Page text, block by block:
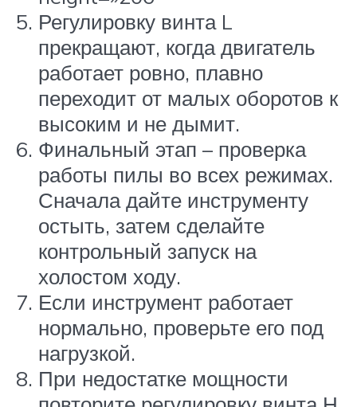
Регулировку винта L
прекращают, когда двигатель
работает ровно, плавно
переходит от малых оборотов к
высоким и не дымит.
Финальный этап – проверка
работы пилы во всех режимах.
Сначала дайте инструменту
остыть, затем сделайте
контрольный запуск на
холостом ходу.
Если инструмент работает
нормально, проверьте его под
нагрузкой.
При недостатке мощности